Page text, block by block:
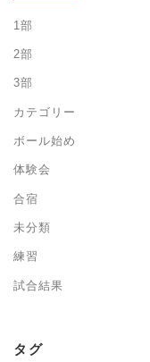
1部
2部
3部
カテゴリー
ボール始め
体験会
合宿
未分類
練習
試合結果
タグ